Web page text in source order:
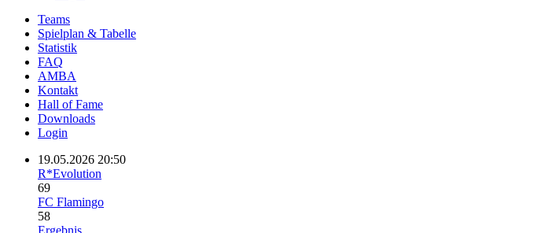
Teams
Spielplan & Tabelle
Statistik
FAQ
AMBA
Kontakt
Hall of Fame
Downloads
Login
19.05.2026 20:50
R*Evolution
69
FC Flamingo
58
Ergebnis